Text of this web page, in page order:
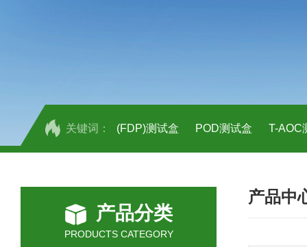
关键词： (FDP)测试盒 POD测试盒 T-AOC
人全式钴氨素2(HTSB2)elisa试剂盒现
人鞘脂(SPH)elisa试剂盒现货速发
产品分类
PRODUCTS CATEGORY
产品中